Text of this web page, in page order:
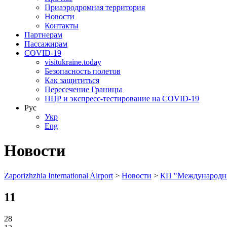
Приаэродромная территория
Новости
Контакты
Партнерам
Пассажирам
COVID-19
visitukraine.today
Безопасность полетов
Как защититься
Пересечение Границы
ПЦР и экспресс-тестирование на COVID-19
Рус
Укр
Eng
Новости
Zaporizhzhia International Airport > Новости > КП
11
28